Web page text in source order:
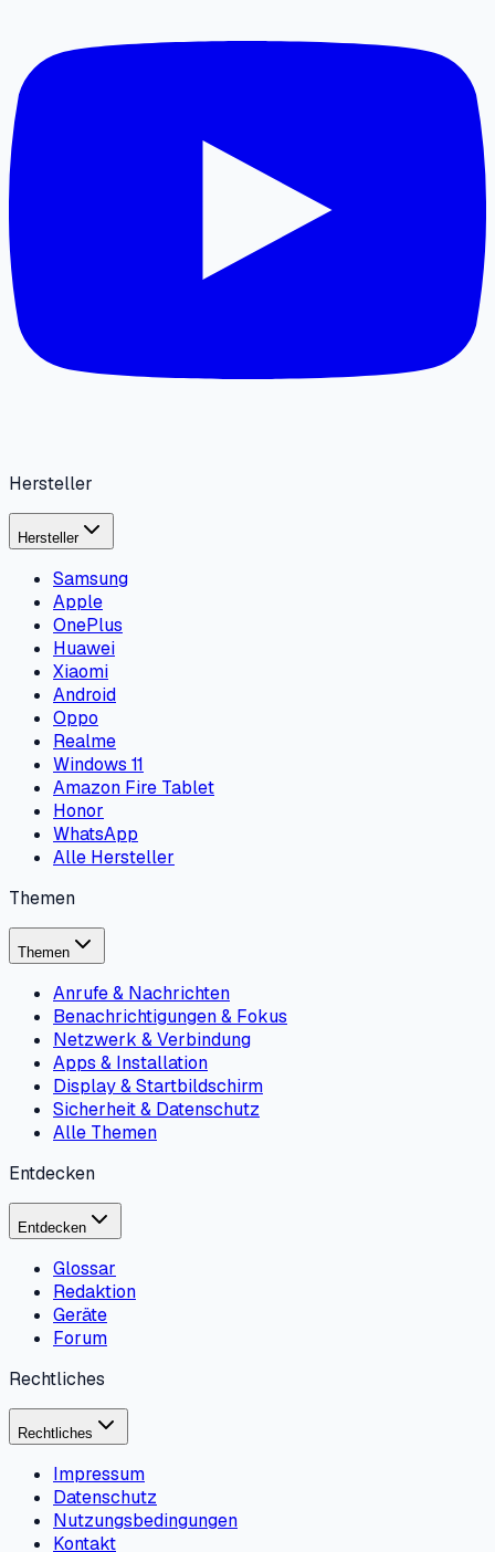
Hersteller
Hersteller
Samsung
Apple
OnePlus
Huawei
Xiaomi
Android
Oppo
Realme
Windows 11
Amazon Fire Tablet
Honor
WhatsApp
Alle Hersteller
Themen
Themen
Anrufe & Nachrichten
Benachrichtigungen & Fokus
Netzwerk & Verbindung
Apps & Installation
Display & Startbildschirm
Sicherheit & Datenschutz
Alle Themen
Entdecken
Entdecken
Glossar
Redaktion
Geräte
Forum
Rechtliches
Rechtliches
Impressum
Datenschutz
Nutzungsbedingungen
Kontakt